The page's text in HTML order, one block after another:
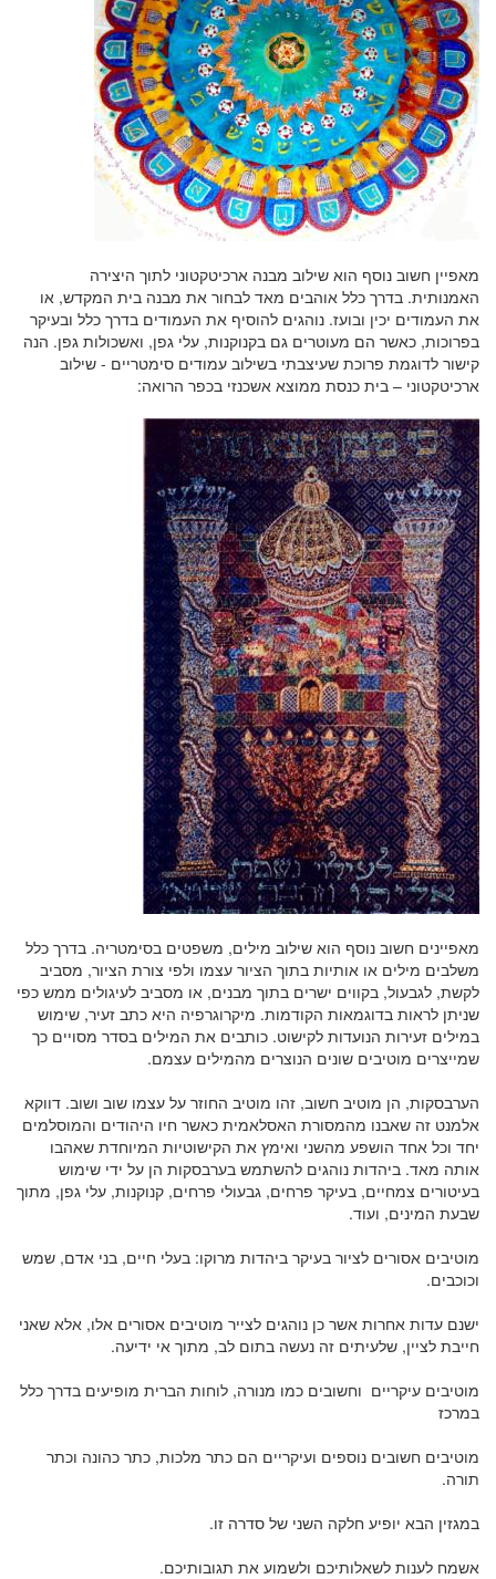
מאפיין חשוב נוסף הוא שילוב מבנה ארכיטקטוני לתוך היצירה
האמנותית. בדרך כלל אוהבים מאד לבחור את מבנה בית המקדש, או
את העמודים יכין ובועז. נוהגים להוסיף את העמודים בדרך כלל ובעיקר
בפרוכות, כאשר הם מעוטרים גם בקנוקנות, עלי גפן, ואשכולות גפן. הנה
קישור לדוגמת פרוכת שעיצבתי בשילוב עמודים סימטריים - שילוב
ארכיטקטוני – בית כנסת ממוצא אשכנזי בכפר הרואה:
מאפיינים חשוב נוסף הוא שילוב מילים, משפטים בסימטריה. בדרך כלל
משלבים מילים או אותיות בתוך הציור עצמו ולפי צורת הציור, מסביב
לקשת, לגבעול, בקווים ישרים בתוך מבנים, או מסביב לעיגולים ממש כפי
שניתן לראות בדוגמאות הקודמות. מיקרוגרפיה היא כתב זעיר, שימוש
במילים זעירות הנועדות לקישוט. כותבים את המילים בסדר מסויים כך
שמייצרים מוטיבים שונים הנוצרים מהמילים עצמם.
הערבסקות, הן מוטיב חשוב, זהו מוטיב החוזר על עצמו שוב ושוב. דווקא
אלמנט זה שאבנו מהמסורת האסלאמית כאשר חיו היהודים והמוסלמים
יחד וכל אחד הושפע מהשני ואימץ את הקישוטיות המיוחדת שאהבו
אותה מאד. ביהדות נוהגים להשתמש בערבסקות הן על ידי שימוש
בעיטורים צמחיים, בעיקר פרחים, גבעולי פרחים, קנוקנות, עלי גפן, מתוך
שבעת המינים, ועוד.
מוטיבים אסורים לציור בעיקר ביהדות מרוקו: בעלי חיים, בני אדם, שמש
וכוכבים.
ישנם עדות אחרות אשר כן נוהגים לצייר מוטיבים אסורים אלו, אלא שאני
חייבת לציין, שלעיתים זה נעשה בתום לב, מתוך אי ידיעה.
מוטיבים עיקריים וחשובים כמו מנורה, לוחות הברית מופיעים בדרך כלל
במרכז
מוטיבים חשובים נוספים ועיקריים הם כתר מלכות, כתר כהונה וכתר
תורה.
במגזין הבא יופיע חלקה השני של סדרה זו.
אשמח לענות לשאלותיכם ולשמוע את תגובותיכם.